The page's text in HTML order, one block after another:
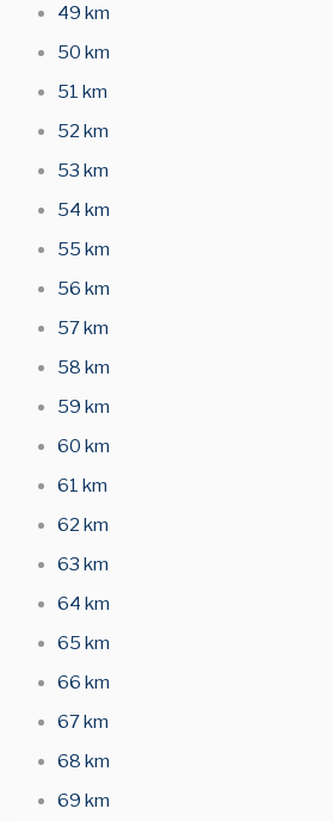
49 km
50 km
51 km
52 km
53 km
54 km
55 km
56 km
57 km
58 km
59 km
60 km
61 km
62 km
63 km
64 km
65 km
66 km
67 km
68 km
69 km